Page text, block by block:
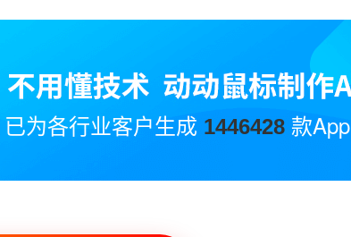
已为各行业客户生成 1446428 款App